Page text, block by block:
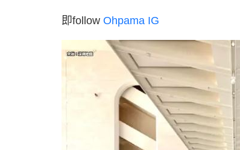
即follow Ohpama IG